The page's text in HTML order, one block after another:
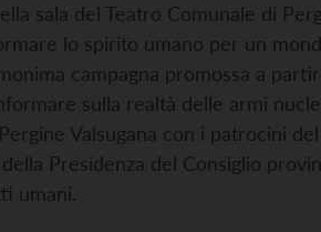
sala del Teatro Comunale di
lo spirito umano per un
campagna promossa a
sulla realtà delle armi
Valsugana con i patrocini
Presidenza del Consiglio
umani.